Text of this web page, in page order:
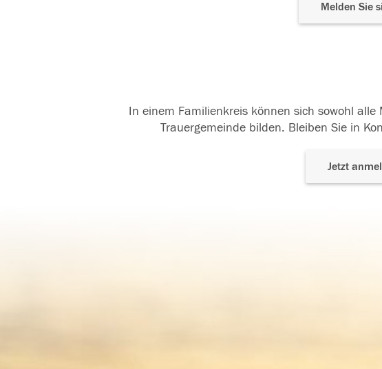
Melden Sie
In einem Familienkreis können sich sowohl
Trauergemeinde bilden. Bleiben Sie in
Jetzt